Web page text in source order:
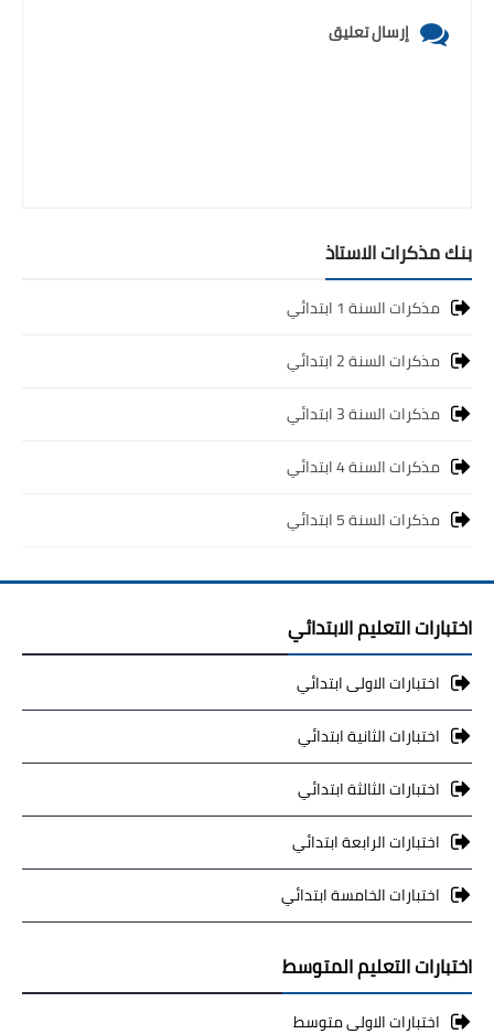
إرسال تعليق
بنك مذكرات الاستاذ
مذكرات السنة 1 ابتدائي
مذكرات السنة 2 ابتدائي
مذكرات السنة 3 ابتدائي
مذكرات السنة 4 ابتدائي
مذكرات السنة 5 ابتدائي
اختبارات التعليم الابتدائي
اختبارات الاولى ابتدائي
اختبارات الثانية ابتدائي
اختبارات الثالثة ابتدائي
اختبارات الرابعة ابتدائي
اختبارات الخامسة ابتدائي
اختبارات التعليم المتوسط
اختبارات الاولى متوسط